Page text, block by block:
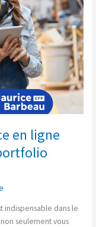
en ligne
indispensable dans le
seulement vous